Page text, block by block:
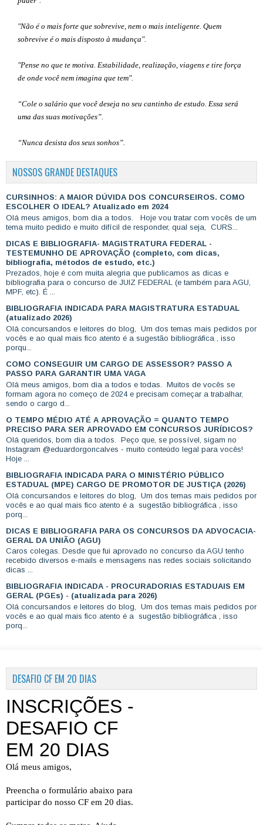
"Não é o mais forte que sobrevive, nem o mais inteligente. Quem
sobrevive é o mais disposto à mudança".
"Pense no que te motiva. Estabilidade, realização, viagens e tire força
de onde você nem imagina que tem".
“Cole o salário que você deseja no seu cantinho de estudo. Essa será
uma das suas motivações”.
“Nunca desista dos seus sonhos”.
NOSSOS GRANDE DESTAQUES
CURSINHOS: A MAIOR DÚVIDA DOS CONCURSEIROS. COMO
ESCOLHER O IDEAL? Atualizado em 2024
Olá meus amigos, bom dia a todos. Hoje vou tratar com vocês de um
tema muito pedido e muito difícil de responder, qual seja, CURS...
DICAS E BIBLIOGRAFIA- MAGISTRATURA FEDERAL -
TESTEMUNHO DE APROVAÇÃO (completo, com dicas,
bibliografia, métodos de estudo, etc.)
Prezados, hoje é com muita alegria que publicamos as dicas e
bibliografia para o concurso de JUIZ FEDERAL (e também para AGU,
MPF, etc). É ...
BIBLIOGRAFIA INDICADA PARA MAGISTRATURA ESTADUAL
(atualizado 2026)
Olá concursandos e leitores do blog, Um dos temas mais pedidos por
vocês e ao qual mais fico atento é a sugestão bibliográfica , isso
porqu...
COMO CONSEGUIR UM CARGO DE ASSESSOR? PASSO A
PASSO PARA GARANTIR UMA VAGA
Olá meus amigos, bom dia a todos e todas. Muitos de vocês se
formam agora no começo de 2024 e precisam começar a trabalhar,
sendo o cargo d...
O TEMPO MÉDIO ATÉ A APROVAÇÃO = QUANTO TEMPO
PRECISO PARA SER APROVADO EM CONCURSOS JURÍDICOS?
Olá queridos, bom dia a todos. Peço que, se possível, sigam no
Instagram @eduardorgoncalves - muito conteúdo legal para vocês!
Hoje ...
BIBLIOGRAFIA INDICADA PARA O MINISTÉRIO PÚBLICO
ESTADUAL (MPE) CARGO DE PROMOTOR DE JUSTIÇA (2026)
Olá concursandos e leitores do blog, Um dos temas mais pedidos por
vocês e ao qual mais fico atento é a sugestão bibliográfica , isso
porq...
DICAS E BIBLIOGRAFIA PARA OS CONCURSOS DA ADVOCACIA-
GERAL DA UNIÃO (AGU)
Caros colegas. Desde que fui aprovado no concurso da AGU tenho
recebido diversos e-mails e mensagens nas redes sociais solicitando
dicas ...
BIBLIOGRAFIA INDICADA - PROCURADORIAS ESTADUAIS EM
GERAL (PGEs) - (atualizada para 2026)
Olá concursandos e leitores do blog, Um dos temas mais pedidos por
vocês e ao qual mais fico atento é a sugestão bibliográfica , isso
porq...
DESAFIO CF EM 20 DIAS